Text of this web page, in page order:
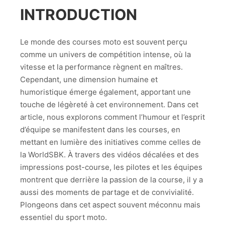
INTRODUCTION
Le monde des courses moto est souvent perçu
comme un univers de compétition intense, où la
vitesse et la performance règnent en maîtres.
Cependant, une dimension humaine et
humoristique émerge également, apportant une
touche de légèreté à cet environnement. Dans cet
article, nous explorons comment l’humour et l’esprit
d’équipe se manifestent dans les courses, en
mettant en lumière des initiatives comme celles de
la WorldSBK. À travers des vidéos décalées et des
impressions post-course, les pilotes et les équipes
montrent que derrière la passion de la course, il y a
aussi des moments de partage et de convivialité.
Plongeons dans cet aspect souvent méconnu mais
essentiel du sport moto.